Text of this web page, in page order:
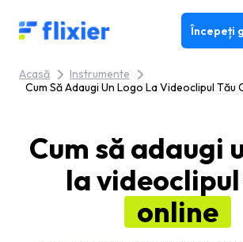
Flixier logo - Home Începeți
Acasă
Instrumente
Cum Să Adaugi Un Logo La Videoclipul Tău
Cum să adaugi
la
online